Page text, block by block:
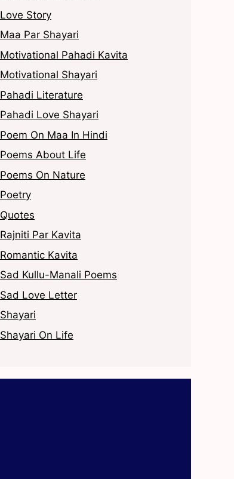
Love Story
Maa Par Shayari
Motivational Pahadi Kavita
Motivational Shayari
Pahadi Literature
Pahadi Love Shayari
Poem On Maa In Hindi
Poems About Life
Poems On Nature
Poetry
Quotes
Rajniti Par Kavita
Romantic Kavita
Sad Kullu-Manali Poems
Sad Love Letter
Shayari
Shayari On Life